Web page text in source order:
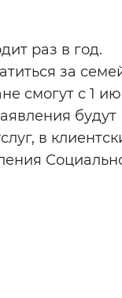
раз в год.
за
смогут с 1
будут
в